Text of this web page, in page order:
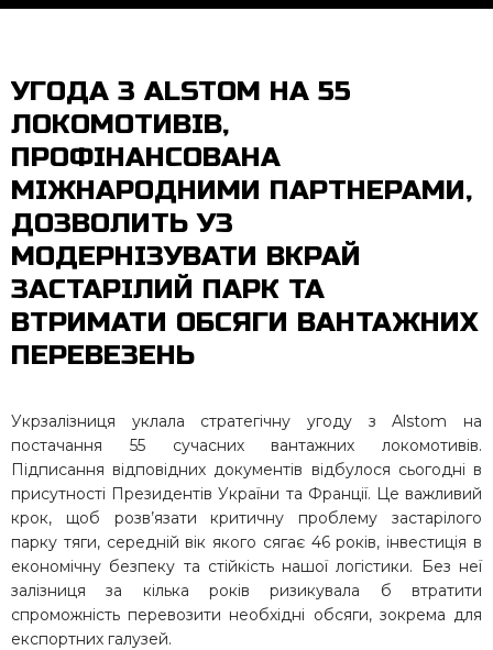
УГОДА З ALSTOM НА 55
ЛОКОМОТИВІВ,
ПРОФІНАНСОВАНА
МІЖНАРОДНИМИ ПАРТНЕРАМИ,
ДОЗВОЛИТЬ УЗ
МОДЕРНІЗУВАТИ ВКРАЙ
ЗАСТАРІЛИЙ ПАРК ТА
ВТРИМАТИ ОБСЯГИ ВАНТАЖНИХ
ПЕРЕВЕЗЕНЬ
Укрзалізниця уклала стратегічну угоду з Alstom на
постачання 55 сучасних вантажних локомотивів.
Підписання відповідних документів відбулося сьогодні в
присутності Президентів України та Франції. Це важливий
крок, щоб розв’язати критичну проблему застарілого
парку тяги, середній вік якого сягає 46 років, інвестиція в
економічну безпеку та стійкість нашої логістики. Без неї
залізниця за кілька років ризикувала б втратити
спроможність перевозити необхідні обсяги, зокрема для
експортних галузей.